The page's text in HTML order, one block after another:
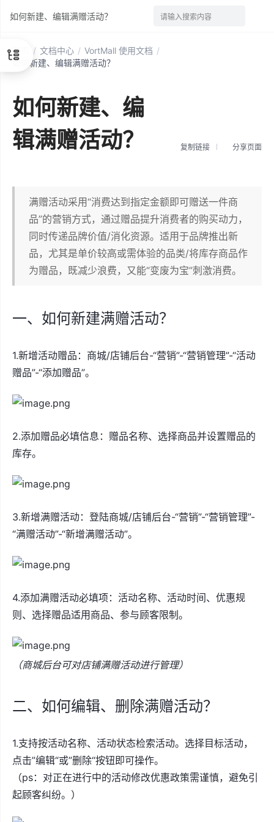
首页 / 文档中心 / VortMall 使用文档 /
如何新建、编辑满赠活动？
如何新建、编
辑满赠活动？
复制链接 分享页面
满赠活动采用“消费达到指定金额即可赠送一件商
品”的营销方式，通过赠品提升消费者的购买动力，
同时传递品牌价值/消化资源。适用于品牌推出新
品，尤其是单价较高或需体验的品类/将库存商品作
为赠品，既减少浪费，又能“变废为宝”刺激消费。
一、如何新建满赠活动？
1.新增活动赠品：商城/店铺后台-“营销”-“营销管理”-“活动
赠品”-“添加赠品”。
2.添加赠品必填信息：赠品名称、选择商品并设置赠品的
库存。
3.新增满赠活动：登陆商城/店铺后台-“营销”-“营销管理”-
“满赠活动”-“新增满赠活动”。
4.添加满赠活动必填项：活动名称、活动时间、优惠规
则、选择赠品适用商品、参与顾客限制。
（商城后台可对店铺满赠活动进行管理）
二、如何编辑、删除满赠活动？
1.支持按活动名称、活动状态检索活动。选择目标活动，
点击”编辑“或”删除“按钮即可操作。
（ps：对正在进行中的活动修改优惠政策需谨慎，避免引
起顾客纠纷。）
如何新建、编辑满赠活动？ 请输入搜索内容